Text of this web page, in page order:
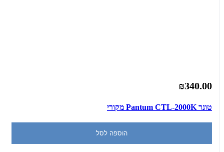
₪340.00
טונר Pantum CTL-2000K מקורי
הוספה לסל